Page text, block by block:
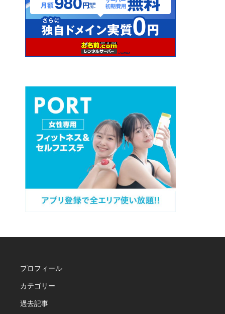
プロフィール
カテゴリー
過去記事